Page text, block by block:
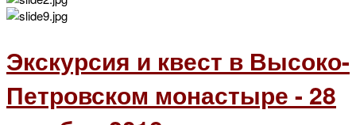
Экскурсия и квест в Высоко-
Петровском монастыре - 28